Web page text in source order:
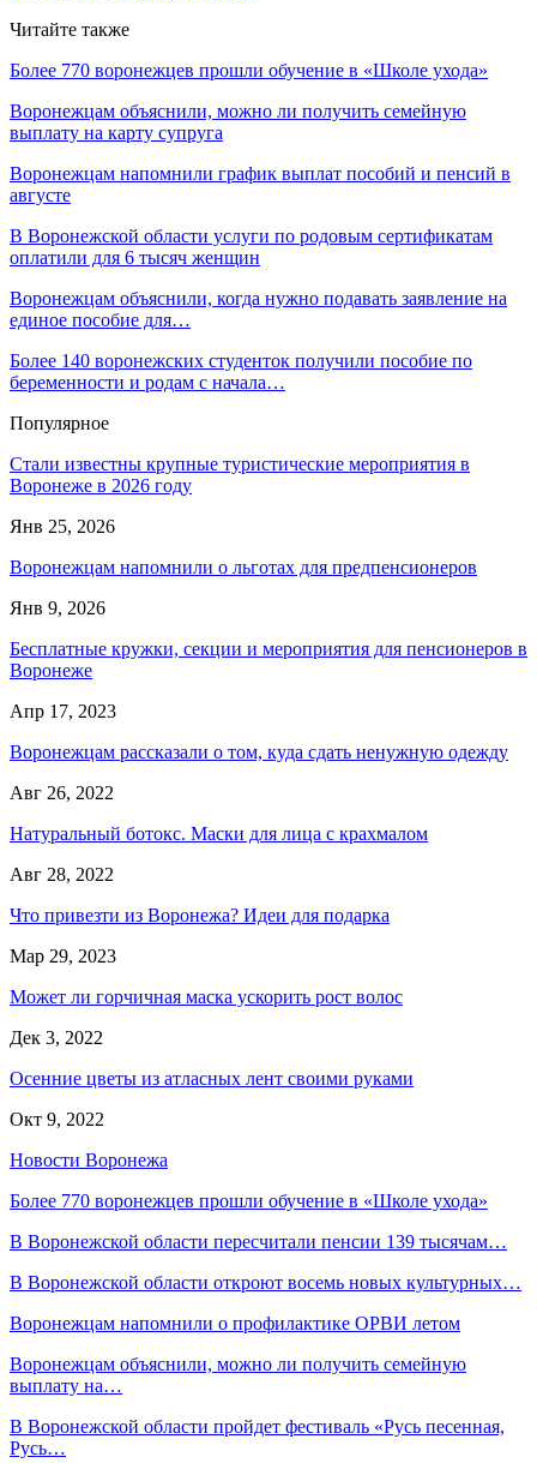
Читайте также
Более 770 воронежцев прошли обучение в «Школе ухода»
Воронежцам объяснили, можно ли получить семейную
выплату на карту супруга
Воронежцам напомнили график выплат пособий и пенсий в
августе
В Воронежской области услуги по родовым сертификатам
оплатили для 6 тысяч женщин
Воронежцам объяснили, когда нужно подавать заявление на
единое пособие для…
Более 140 воронежских студенток получили пособие по
беременности и родам с начала…
Популярное
Стали известны крупные туристические мероприятия в
Воронеже в 2026 году
Янв 25, 2026
Воронежцам напомнили о льготах для предпенсионеров
Янв 9, 2026
Бесплатные кружки, секции и мероприятия для пенсионеров в
Воронеже
Апр 17, 2023
Воронежцам рассказали о том, куда сдать ненужную одежду
Авг 26, 2022
Натуральный ботокс. Маски для лица с крахмалом
Авг 28, 2022
Что привезти из Воронежа? Идеи для подарка
Мар 29, 2023
Может ли горчичная маска ускорить рост волос
Дек 3, 2022
Осенние цветы из атласных лент своими руками
Окт 9, 2022
Новости Воронежа
Более 770 воронежцев прошли обучение в «Школе ухода»
В Воронежской области пересчитали пенсии 139 тысячам…
В Воронежской области откроют восемь новых культурных…
Воронежцам напомнили о профилактике ОРВИ летом
Воронежцам объяснили, можно ли получить семейную
выплату на…
В Воронежской области пройдет фестиваль «Русь песенная,
Русь…